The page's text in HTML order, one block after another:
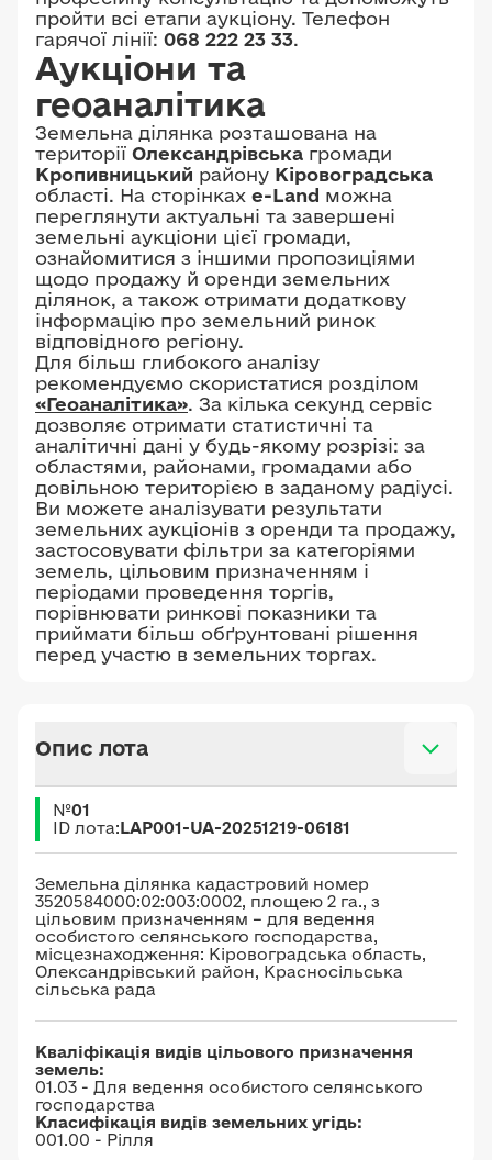
пройти всі етапи аукціону. Телефон
гарячої лінії: 068 222 23 33.
Аукціони та
геоаналітика
Земельна ділянка розташована на
території Олександрівська громади
Кропивницький району Кіровоградська
області. На сторінках e-Land можна
переглянути актуальні та завершені
земельні аукціони цієї громади,
ознайомитися з іншими пропозиціями
щодо продажу й оренди земельних
ділянок, а також отримати додаткову
інформацію про земельний ринок
відповідного регіону.
Для більш глибокого аналізу
рекомендуємо скористатися розділом
«Геоаналітика». За кілька секунд сервіс
дозволяє отримати статистичні та
аналітичні дані у будь-якому розрізі: за
областями, районами, громадами або
довільною територією в заданому радіусі.
Ви можете аналізувати результати
земельних аукціонів з оренди та продажу,
застосовувати фільтри за категоріями
земель, цільовим призначенням і
періодами проведення торгів,
порівнювати ринкові показники та
приймати більш обґрунтовані рішення
перед участю в земельних торгах.
Опис лота
№01
ID лота:LAP001-UA-20251219-06181
Земельна ділянка кадастровий номер
3520584000:02:003:0002, площею 2 га., з
цільовим призначенням – для ведення
особистого селянського господарства,
місцезнаходження: Кіровоградська область,
Олександрівський район, Красносільська
сільська рада
Кваліфікація видів цільового призначення
земель:
01.03 - Для ведення особистого селянського
господарства
Класифікація видів земельних угідь:
001.00 - Рілля